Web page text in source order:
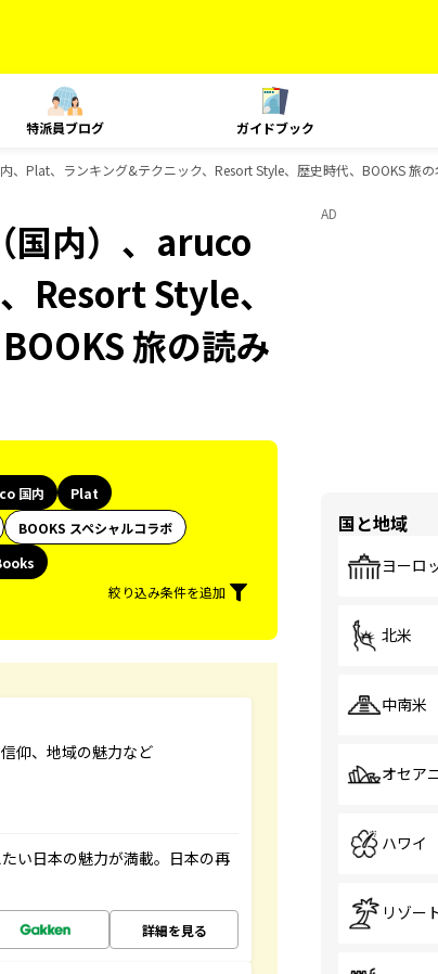
特派員ブログ ガイドブック
Plat、ランキング&テクニック、Resort Style、歴史時代、BOOKS 旅
国内）、aruco
Resort Style、
旅の読み
国内
Plat
BOOKS スペシャルコラボ
絞り込み条件を追加
仰、地域の魅力など
い日本の魅力が満載。日本の再
詳細を見る
AD
国と地域
ヨーロ
北米
中南米
オセア
ハワイ
リゾー